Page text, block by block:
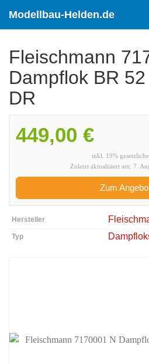
content
Modellbau-Helden.de
Fleischmann
Dampflok BR
DR
449,00 €
inkl. 19%
Zuletzt aktualisiert am: 7.
Zum
Hersteller
Typ